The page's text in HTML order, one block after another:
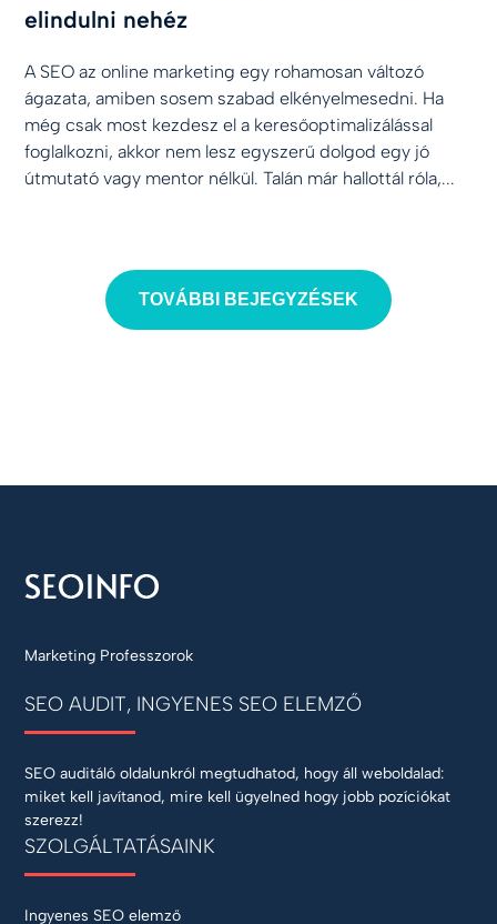
elindulni nehéz
A SEO az online marketing egy rohamosan változó
ágazata, amiben sosem szabad elkényelmesedni. Ha
még csak most kezdesz el a keresőoptimalizálással
foglalkozni, akkor nem lesz egyszerű dolgod egy jó
útmutató vagy mentor nélkül. Talán már hallottál róla,...
TOVÁBBI BEJEGYZÉSEK
Marketing Professzorok
SEO AUDIT, INGYENES SEO ELEMZŐ
SEO auditáló oldalunkról megtudhatod, hogy áll weboldalad:
miket kell javítanod, mire kell ügyelned hogy jobb pozíciókat
szerezz!
SZOLGÁLTATÁSAINK
Ingyenes SEO elemző